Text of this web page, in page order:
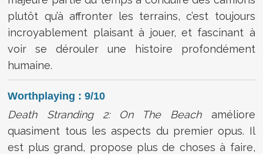
plutôt qu’à affronter les terrains, c’est toujours
incroyablement plaisant à jouer, et fascinant à
voir se dérouler une histoire profondément
humaine.
Worthplaying : 9/10
Death Stranding 2: On The Beachaméliore
quasiment tous les aspects du premier opus. Il
est plus grand, propose plus de choses à faire,